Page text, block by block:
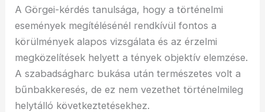
A Görgei-kérdés tanulsága, hogy a történelmi
események megítélésénél rendkívül fontos a
körülmények alapos vizsgálata és az érzelmi
megközelítések helyett a tények objektív elemzése.
A szabadságharc bukása után természetes volt a
bűnbakkeresés, de ez nem vezethet történelmileg
helytálló következtetésekhez.